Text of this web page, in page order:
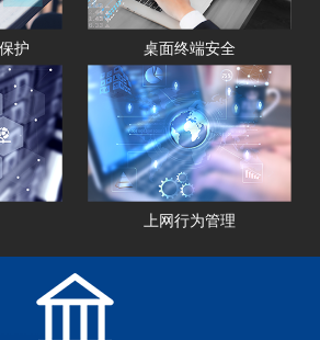
护 桌面终端安全
上网行为管理